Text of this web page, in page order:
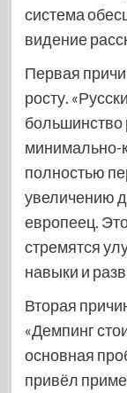
система
видение
Первая
росту.
большинство
минимально-
полностью
увеличению
европеец.
стремятся
навыки и
Вторая
«Демпинг
основная
привёл